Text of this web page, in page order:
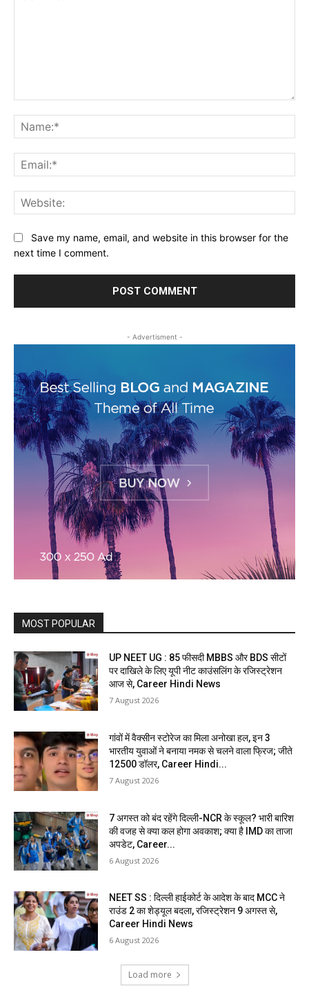
Save my name, email, and website in this browser for the
next time I comment.
- Advertisment -
MOST POPULAR
UP NEET UG : 85 फीसदी MBBS और BDS सीटों
पर दाखिले के लिए यूपी नीट काउंसलिंग के रजिस्ट्रेशन
आज से, Career Hindi News
7 August 2026
गांवों में वैक्सीन स्टोरेज का मिला अनोखा हल, इन 3
भारतीय युवाओं ने बनाया नमक से चलने वाला फ्रिज; जीते
12500 डॉलर, Career Hindi...
7 August 2026
7 अगस्त को बंद रहेंगे दिल्ली-NCR के स्कूल? भारी बारिश
की वजह से क्या कल होगा अवकाश; क्या है IMD का ताजा
अपडेट, Career...
6 August 2026
NEET SS : दिल्ली हाईकोर्ट के आदेश के बाद MCC ने
राउंड 2 का शेड्यूल बदला, रजिस्ट्रेशन 9 अगस्त से,
Career Hindi News
6 August 2026
Load more